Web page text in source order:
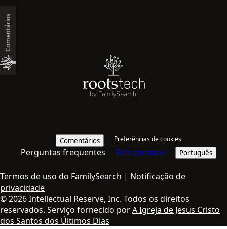
Comentários Preferências de cookies
Perguntas frequentes Fale conosco Português
Termos de uso do FamilySearch | Notificação de
privacidade
© 2026 Intellectual Reserve, Inc. Todos os direitos
reservados. Serviço fornecido porA Igreja de Jesus Cristo
dos Santos dos Últimos Dias
Comentários